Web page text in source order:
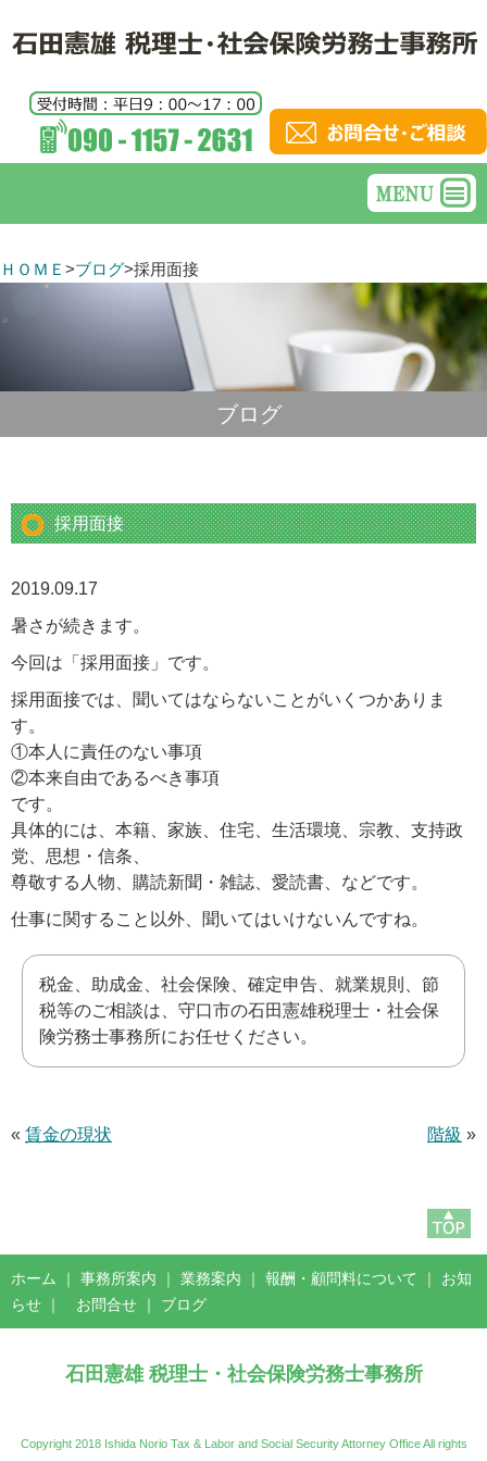
ＨＯＭＥ >ブログ>採用面接
ブログ
採用面接
2019.09.17
暑さが続きます。
今回は「採用面接」です。
採用面接では、聞いてはならないことがいくつかありま
す。
①本人に責任のない事項
②本来自由であるべき事項
です。
具体的には、本籍、家族、住宅、生活環境、宗教、支持政
党、思想・信条、
尊敬する人物、購読新聞・雑誌、愛読書、などです。
仕事に関すること以外、聞いてはいけないんですね。
税金、助成金、社会保険、確定申告、就業規則、節
税等のご相談は、守口市の石田憲雄税理士・社会保
険労務士事務所にお任せください。
階級 »
« 賃金の現状
ホーム ｜ 事務所案内 ｜ 業務案内 ｜ 報酬・顧問料について ｜ お知
らせ ｜ お問合せ ｜ ブログ
石田憲雄 税理士・社会保険労務士事務所
Copyright 2018 Ishida Norio Tax & Labor and Social Security Attorney Office All rights